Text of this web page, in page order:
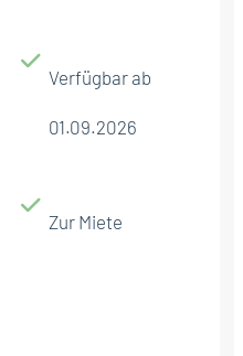
Verfügbar ab
01.09.2026
Zur Miete